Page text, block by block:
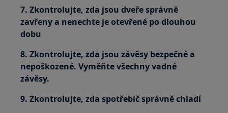
7. Zkontrolujte, zda jsou dveře správně
zavřeny a nenechte je otevřené po dlouhou
dobu
8. Zkontrolujte, zda jsou závěsy bezpečné a
nepoškozené. Vyměňte všechny vadné
závěsy.
9. Zkontrolujte, zda spotřebič správně chladí